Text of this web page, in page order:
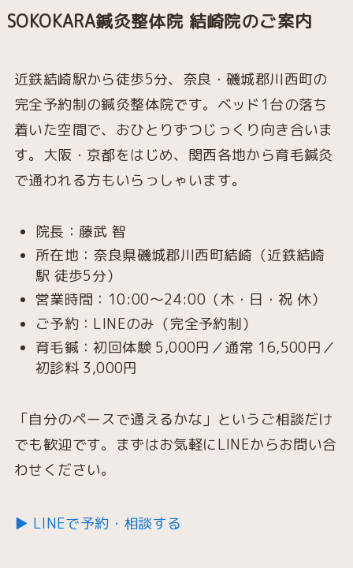
SOKOKARA鍼灸整体院 結崎院のご案内
近鉄結崎駅から徒歩5分、奈良・磯城郡川西町の
完全予約制の鍼灸整体院です。ベッド1台の落ち
着いた空間で、おひとりずつじっくり向き合いま
す。大阪・京都をはじめ、関西各地から育毛鍼灸
で通われる方もいらっしゃいます。
院長：藤武 智
所在地：奈良県磯城郡川西町結崎（近鉄結崎
駅 徒歩5分）
営業時間：10:00〜24:00（木・日・祝 休）
ご予約：LINEのみ（完全予約制）
育毛鍼：初回体験 5,000円／通常 16,500円／
初診料 3,000円
「自分のペースで通えるかな」というご相談だけ
でも歓迎です。まずはお気軽にLINEからお問い合
わせください。
▶ LINEで予約・相談する